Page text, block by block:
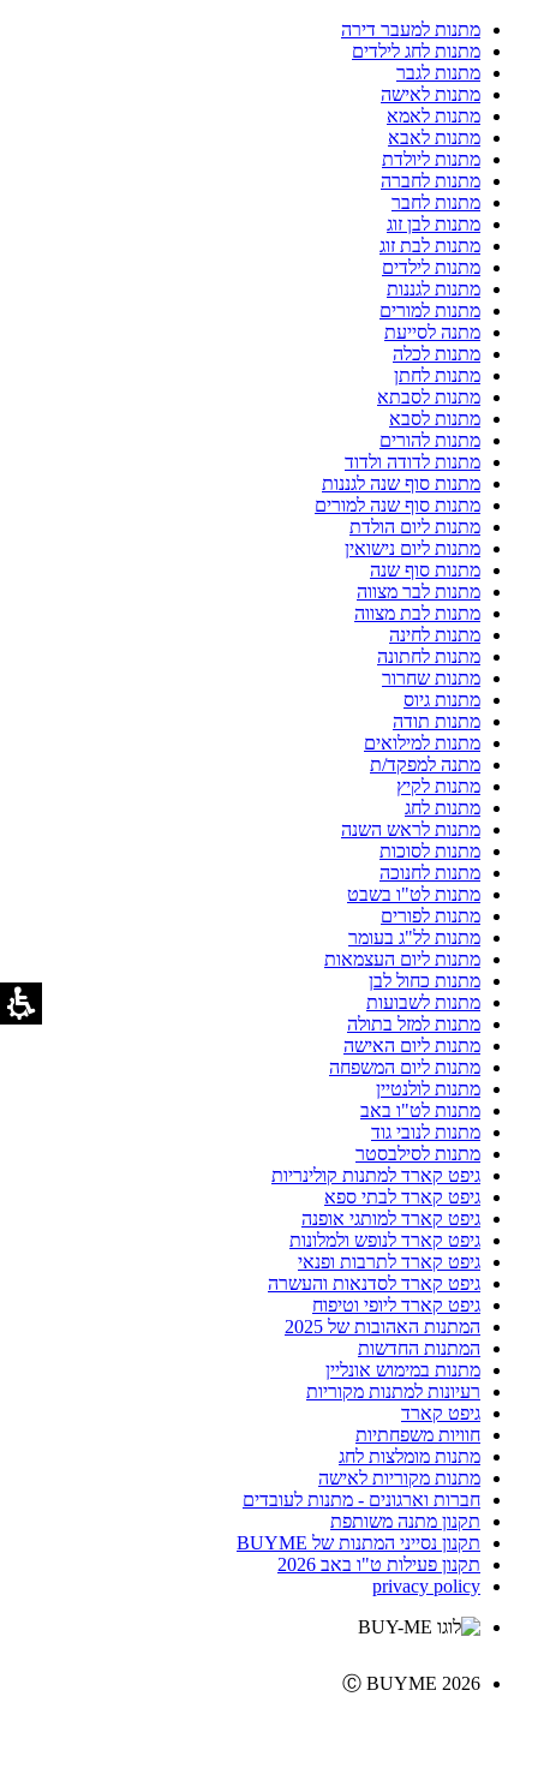
מתנות למעבר דירה
מתנות לחג לילדים
מתנות לגבר
מתנות לאישה
מתנות לאמא
מתנות לאבא
מתנות ליולדת
מתנות לחברה
מתנות לחבר
מתנות לבן זוג
מתנות לבת זוג
מתנות לילדים
מתנות לגננות
מתנות למורים
מתנה לסייעת
מתנות לכלה
מתנות לחתן
מתנות לסבתא
מתנות לסבא
מתנות להורים
מתנות לדודה ולדוד
מתנות סוף שנה לגננות
מתנות סוף שנה למורים
מתנות ליום הולדת
מתנות ליום נישואין
מתנות סוף שנה
מתנות לבר מצווה
מתנות לבת מצווה
מתנות לחינה
מתנות לחתונה
מתנות שחרור
מתנות גיוס
מתנות תודה
מתנות למילואים
מתנה למפקד/ת
מתנות לקיץ
מתנות לחג
מתנות לראש השנה
מתנות לסוכות
מתנות לחנוכה
מתנות לט"ו בשבט
מתנות לפורים
מתנות לל"ג בעומר
מתנות ליום העצמאות
מתנות כחול לבן
מתנות לשבועות
מתנות למזל בתולה
מתנות ליום האישה
מתנות ליום המשפחה
מתנות לולנטיין
מתנות לט"ו באב
מתנות לנובי גוד
מתנות לסילבסטר
גיפט קארד למתנות קולינריות
גיפט קארד לבתי ספא
גיפט קארד למותגי אופנה
גיפט קארד לנופש ולמלונות
גיפט קארד לתרבות ופנאי
גיפט קארד לסדנאות והעשרה
גיפט קארד ליופי וטיפוח
המתנות האהובות של 2025
המתנות החדשות
מתנות במימוש אונליין
רעיונות למתנות מקוריות
גיפט קארד
חוויות משפחתיות
מתנות מומלצות לחג
מתנות מקוריות לאישה
חברות וארגונים - מתנות לעובדים
תקנון מתנה משותפת
תקנון נסייני המתנות של BUYME
תקנון פעילות ט"ו באב 2026
privacy policy
Ⓒ BUYME 2026